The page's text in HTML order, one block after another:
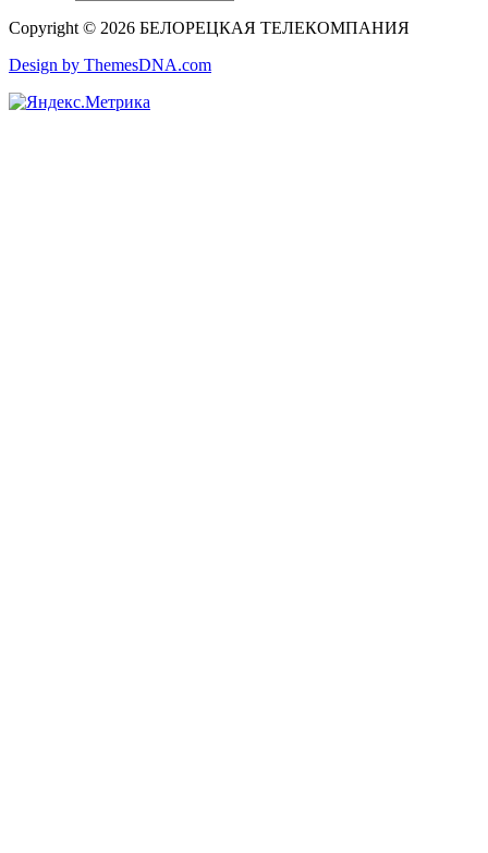
Copyright © 2026 БЕЛОРЕЦКАЯ ТЕЛЕКОМПАНИЯ
Design by ThemesDNA.com